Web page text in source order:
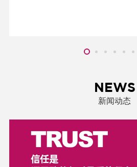
NEWS
新闻动态